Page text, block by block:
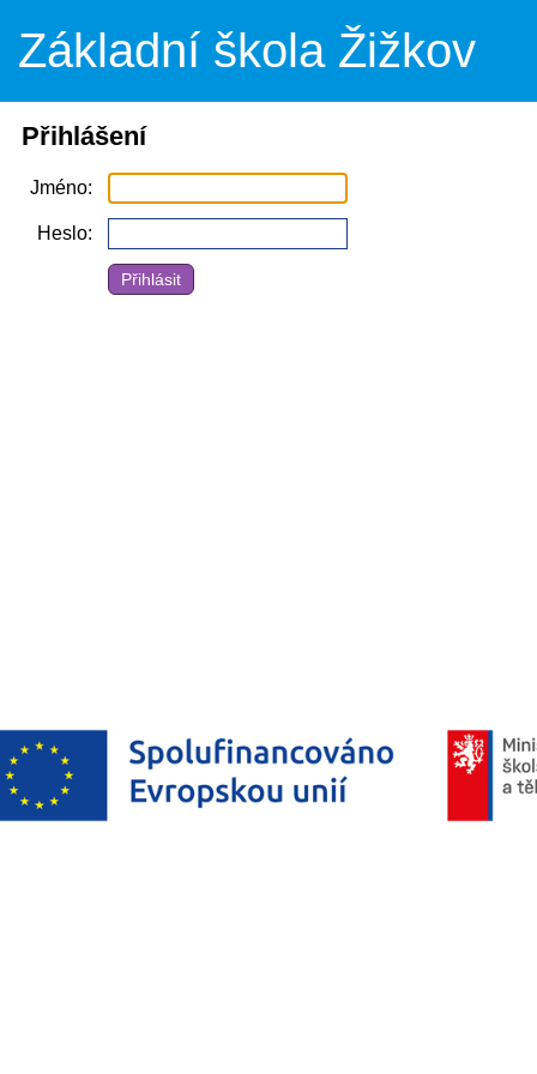
Základní škola Žižkov
Přihlášení
Jméno
Heslo